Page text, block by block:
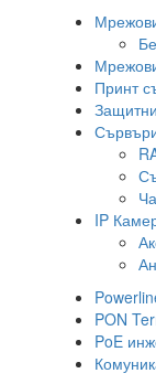
Принт
IP
PON
PoE